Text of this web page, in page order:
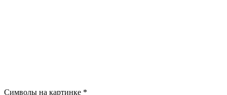
Символы на картинке *